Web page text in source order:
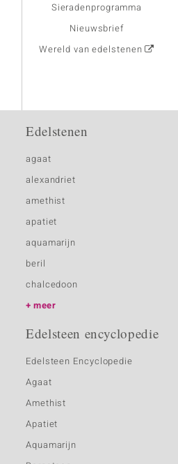
Sieradenprogramma
Nieuwsbrief
Wereld van edelstenen
Edelstenen
agaat
alexandriet
amethist
apatiet
aquamarijn
beril
chalcedoon
meer
Edelsteen encyclopedie
Edelsteen Encyclopedie
Agaat
Amethist
Apatiet
Aquamarijn